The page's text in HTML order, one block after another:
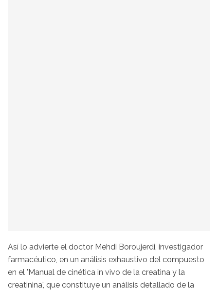
Así lo advierte el doctor Mehdi Boroujerdi, investigador
farmacéutico, en un análisis exhaustivo del compuesto
en el 'Manual de cinética in vivo de la creatina y la
creatinina', que constituye un análisis detallado de la